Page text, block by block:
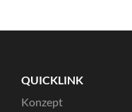
QUICKLINK
Konzept